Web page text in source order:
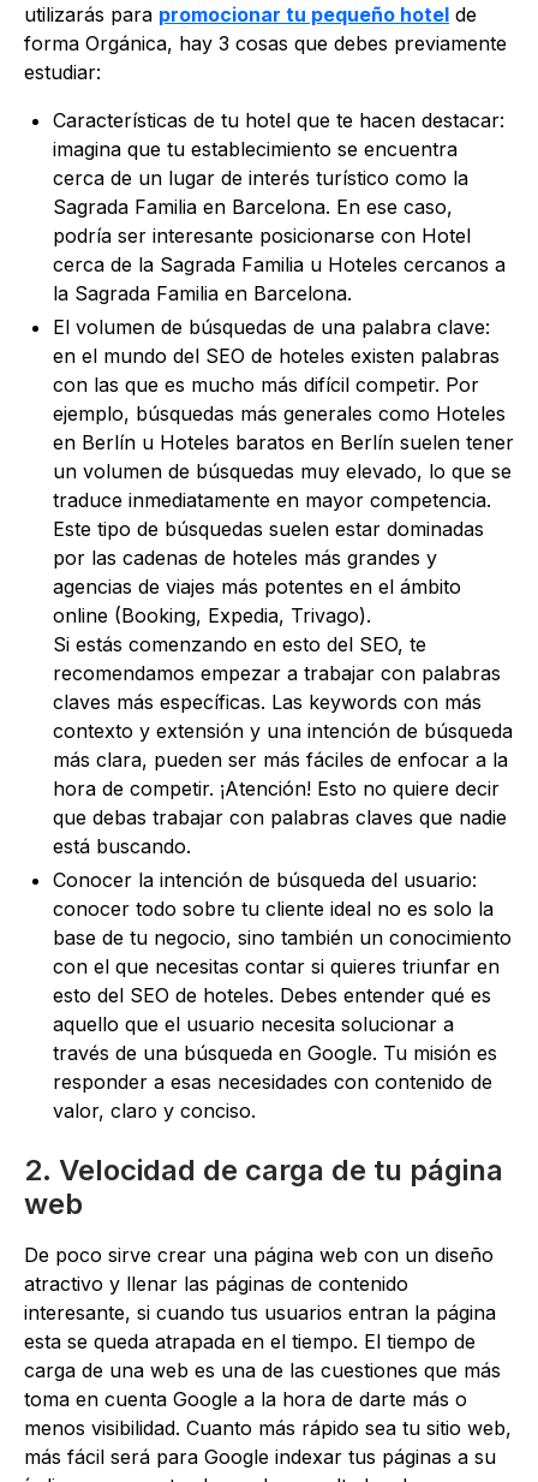
utilizarás para promocionar tu pequeño hotel de
forma Orgánica, hay 3 cosas que debes previamente
estudiar:
Características de tu hotel que te hacen destacar:
imagina que tu establecimiento se encuentra
cerca de un lugar de interés turístico como la
Sagrada Familia en Barcelona. En ese caso,
podría ser interesante posicionarse con Hotel
cerca de la Sagrada Familia u Hoteles cercanos a
la Sagrada Familia en Barcelona.
El volumen de búsquedas de una palabra clave:
en el mundo del SEO de hoteles existen palabras
con las que es mucho más difícil competir. Por
ejemplo, búsquedas más generales como Hoteles
en Berlín u Hoteles baratos en Berlín suelen tener
un volumen de búsquedas muy elevado, lo que se
traduce inmediatamente en mayor competencia.
Este tipo de búsquedas suelen estar dominadas
por las cadenas de hoteles más grandes y
agencias de viajes más potentes en el ámbito
online (Booking, Expedia, Trivago).
Si estás comenzando en esto del SEO, te
recomendamos empezar a trabajar con palabras
claves más específicas. Las keywords con más
contexto y extensión y una intención de búsqueda
más clara, pueden ser más fáciles de enfocar a la
hora de competir. ¡Atención! Esto no quiere decir
que debas trabajar con palabras claves que nadie
está buscando.
Conocer la intención de búsqueda del usuario:
conocer todo sobre tu cliente ideal no es solo la
base de tu negocio, sino también un conocimiento
con el que necesitas contar si quieres triunfar en
esto del SEO de hoteles. Debes entender qué es
aquello que el usuario necesita solucionar a
través de una búsqueda en Google. Tu misión es
responder a esas necesidades con contenido de
valor, claro y conciso.
2. Velocidad de carga de tu página
web
De poco sirve crear una página web con un diseño
atractivo y llenar las páginas de contenido
interesante, si cuando tus usuarios entran la página
esta se queda atrapada en el tiempo. El tiempo de
carga de una web es una de las cuestiones que más
toma en cuenta Google a la hora de darte más o
menos visibilidad. Cuanto más rápido sea tu sitio web,
más fácil será para Google indexar tus páginas a su